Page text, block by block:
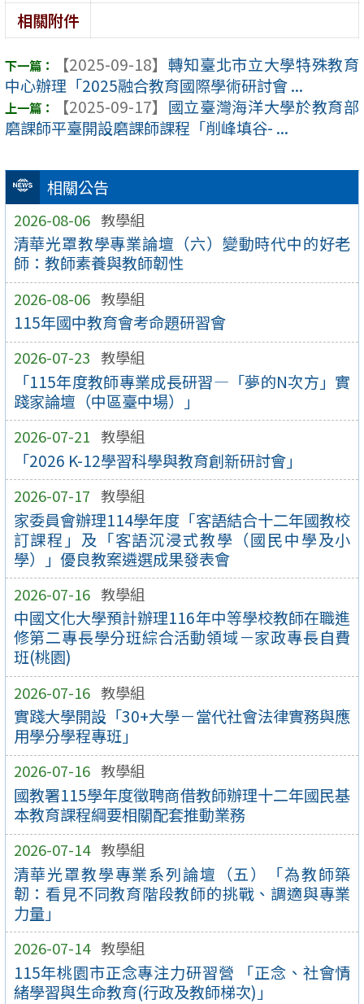
相關公告
2026-08-06 教學組
清華光罩教學專業論壇（六）變動時代中的好老
師：教師素養與教師韌性
2026-08-06 教學組
115年國中教育會考命題研習會
2026-07-23 教學組
「115年度教師專業成長研習—「夢的N次方」實
踐家論壇（中區臺中場）」
2026-07-21 教學組
「2026 K-12學習科學與教育創新研討會」
2026-07-17 教學組
家委員會辦理114學年度「客語結合十二年國教校
訂課程」及「客語沉浸式教學（國民中學及小
學）」優良教案遴選成果發表會
2026-07-16 教學組
中國文化大學預計辦理116年中等學校教師在職進
修第二專長學分班綜合活動領域－家政專長自費
班(桃園)
2026-07-16 教學組
實踐大學開設「30+大學－當代社會法律實務與應
用學分學程專班」
2026-07-16 教學組
國教署115學年度徵聘商借教師辦理十二年國民基
本教育課程綱要相關配套推動業務
2026-07-14 教學組
清華光罩教學專業系列論壇（五）「為教師築
韌：看見不同教育階段教師的挑戰、調適與專業
力量」
2026-07-14 教學組
115年桃園市正念專注力研習營 「正念、社會情
緒學習與生命教育(行政及教師梯次)」
相關附件
【2025-09-18】 轉知臺北市立大學特殊教育
中心辦理「2025融合教育國際學術研討會 ...
【2025-09-17】 國立臺灣海洋大學於教育部
磨課師平臺開設磨課師課程「削峰填谷- ...